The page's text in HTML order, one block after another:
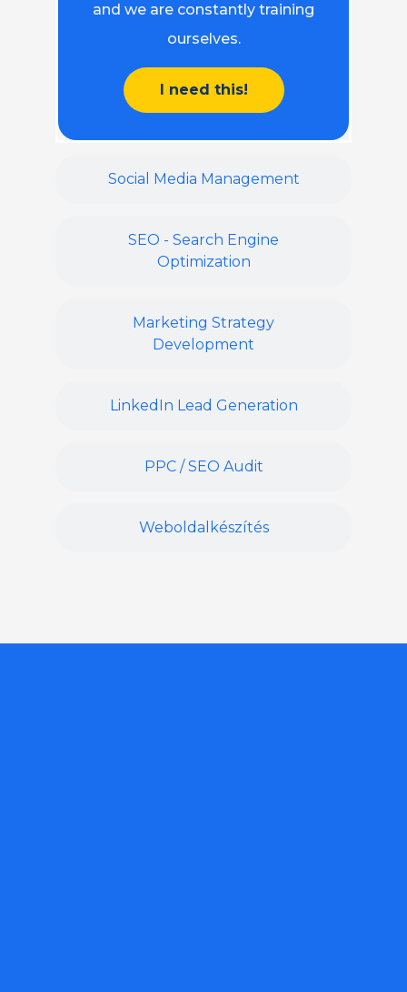
Social Media Management
SEO - Search Engine
Optimization
Marketing Strategy
Development
LinkedIn Lead Generation
PPC / SEO Audit
Weboldalkészítés
and we are constantly training
ourselves.
I need this!